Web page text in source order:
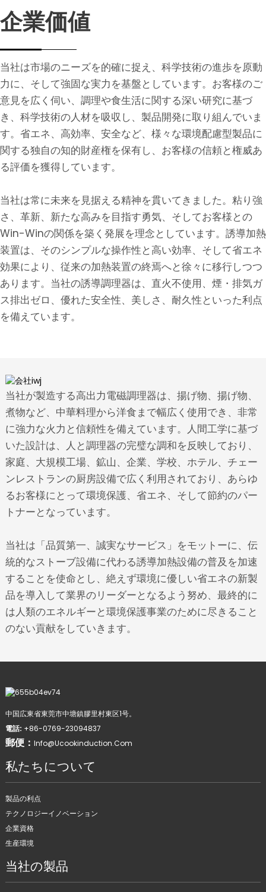
企業価値
当社は市場のニーズを的確に捉え、科学技術の進歩を原動
力に、そして強固な実力を基盤としています。お客様のご
意見を広く伺い、調理や食生活に関する深い研究に基づ
き、科学技術の人材を吸収し、製品開発に取り組んでいま
す。省エネ、高効率、安全など、様々な環境配慮型製品に
関する独自の知的財産権を保有し、お客様の信頼と権威あ
る評価を獲得しています。
当社は常に未来を見据える精神を貫いてきました。粘り強
さ、革新、新たな高みを目指す勇気、そしてお客様との
Win-Winの関係を築く発展を理念としています。誘導加熱
装置は、そのシンプルな操作性と高い効率、そして省エネ
効果により、従来の加熱装置の終焉へと徐々に移行しつつ
あります。当社の誘導調理器は、直火不使用​​、煙・排気ガ
ス排出ゼロ、優れた安全性、美しさ、耐久性といった利点
を備えています。
当社が製造する高出力電磁調理器は、揚げ物、揚げ物、
煮物など、中華料理から洋食まで幅広く使用でき、非常
に強力な火力と信頼性を備えています。人間工学に基づ
いた設計は、人と調理器の完璧な調和を反映しており、
家庭、大規模工場、鉱山、企業、学校、ホテル、チェー
ンレストランの厨房設備で広く利用されており、あらゆ
るお客様にとって環境保護、省エネ、そして節約のパー
トナーとなっています。
当社は「品質第一、誠実なサービス」をモットーに、伝
統的なストーブ設備に代わる誘導加熱設備の普及を加速
することを使命とし、絶えず環境に優しい省エネの新製
品を導入して業界のリーダーとなるよう努め、最終的に
は人類のエネルギーと環境保護事業のために尽きること
のない貢献をしていきます。
中国広東省東莞市中塘鎮膠里村東区1号。
電話: +86-0769-23094837
郵便： Info@ucookinduction.com
私たちについて
製品の利点
テクノロジーイノベーション
企業資格
生産環境
当社の製品